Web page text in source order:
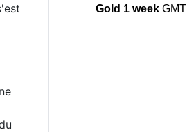
Gold 1 weekGMT